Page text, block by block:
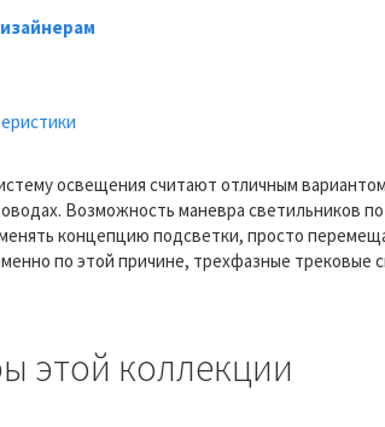
освещения считают отличным
Возможность маневра светильников
концепцию подсветки, просто
по этой причине, трехфазные трековые
этой коллекции